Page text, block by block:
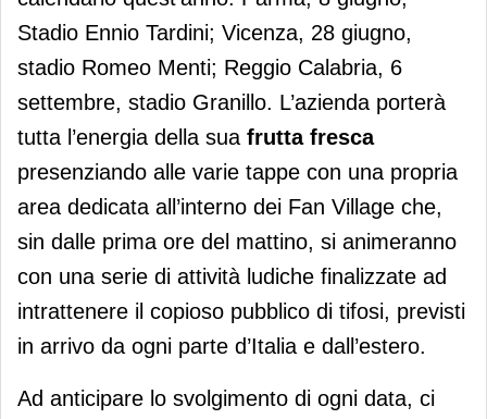
Stadio Ennio Tardini; Vicenza, 28 giugno,
stadio Romeo Menti; Reggio Calabria, 6
settembre, stadio Granillo. L’azienda porterà
tutta l’energia della sua frutta fresca
presenziando alle varie tappe con una propria
area dedicata all’interno dei Fan Village che,
sin dalle prima ore del mattino, si animeranno
con una serie di attività ludiche finalizzate ad
intrattenere il copioso pubblico di tifosi, previsti
in arrivo da ogni parte d’Italia e dall’estero.
Ad anticipare lo svolgimento di ogni data, ci